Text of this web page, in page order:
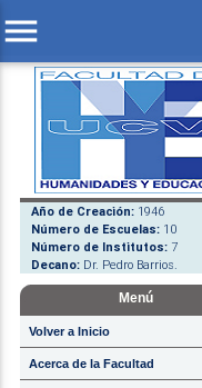
menu
Año de Creación: 1946
Número de Escuelas: 10
Número de Institutos: 7
Decano: Dr. Pedro Barrios.
Menú
Volver a Inicio
Acerca de la Facultad